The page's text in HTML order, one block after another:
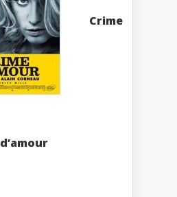
Crime
d’amour